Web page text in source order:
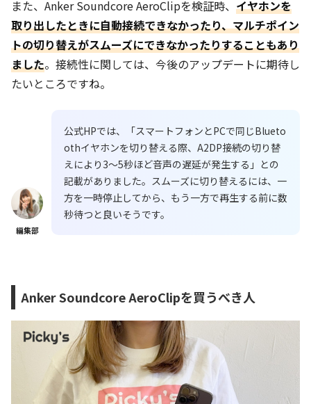
また、Anker Soundcore AeroClipを検証時、 イヤホンを
取り出したときに自動接続できなかったり、マルチポイン
トの切り替えがスムーズにできなかったりすることもあり
ました。接続性に関しては、今後のアップデートに期待し
たいところですね。
編集部
公式HPでは、「スマートフォンとPCで同じBlueto
othイヤホンを切り替える際、A2DP接続の切り替
えにより3〜5秒ほど音声の遅延が発生する」との
記載がありました。スムーズに切り替えるには、一
方を一時停止してから、もう一方で再生する前に数
秒待つと良いそうです。
Anker Soundcore AeroClipを買うべき人